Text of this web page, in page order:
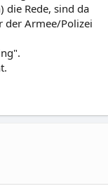
die Rede, sind da
der Armee/Polizei